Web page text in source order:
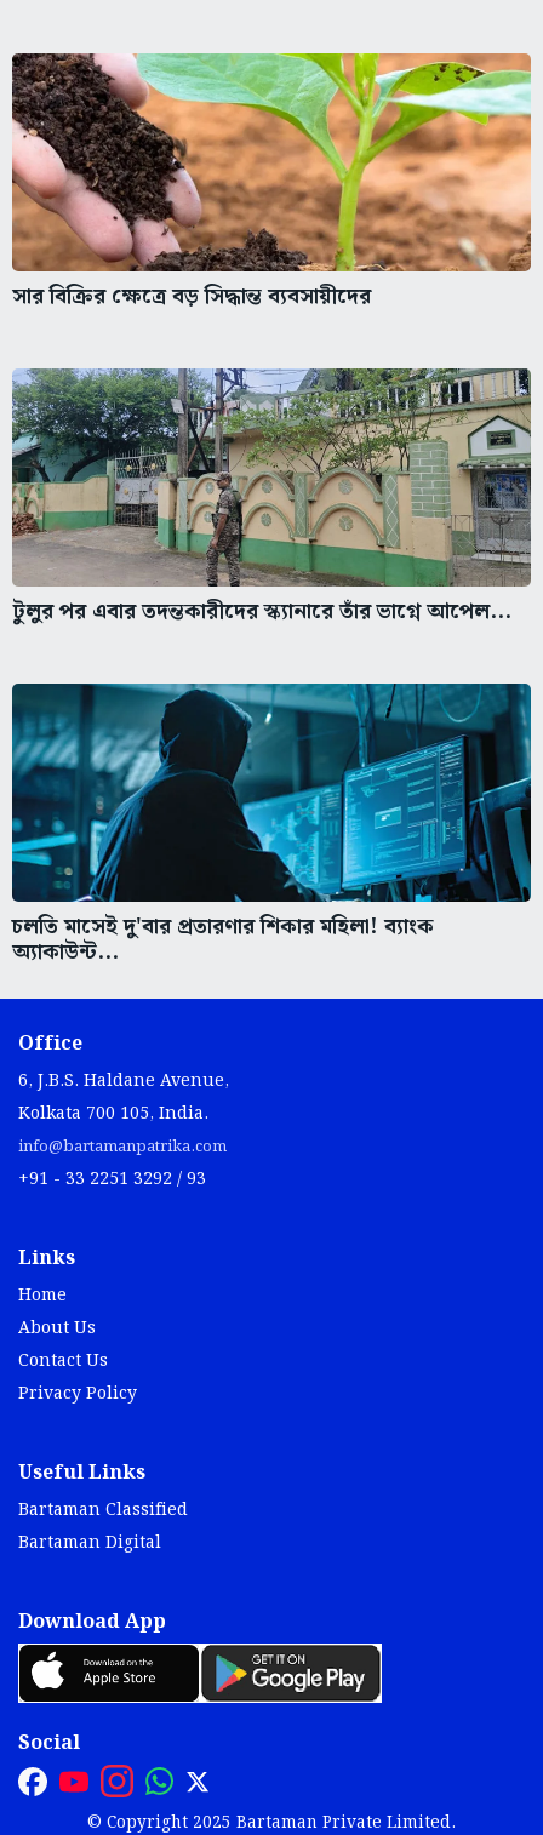
সার বিক্রির ক্ষেত্রে বড় সিদ্ধান্ত ব্যবসায়ীদের
টুলুর পর এবার তদন্তকারীদের স্ক্যানারে তাঁর ভাগ্নে আপেল...
চলতি মাসেই দু'বার প্রতারণার শিকার মহিলা! ব্যাংক
অ্যাকাউন্ট...
Office
6, J.B.S. Haldane Avenue,
Kolkata 700 105, India.
info@bartamanpatrika.com
+91 - 33 2251 3292 / 93
Links
Home
About Us
Contact Us
Privacy Policy
Useful Links
Bartaman Classified
Bartaman Digital
Download App
Social
© Copyright 2025 Bartaman Private Limited.